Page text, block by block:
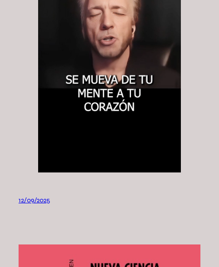
12/09/2025